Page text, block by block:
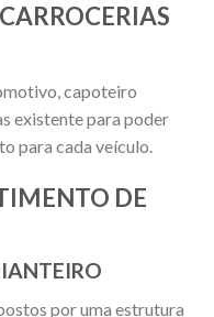
capoteiro
existente para poder
para cada veículo.
DE
por uma estrutura